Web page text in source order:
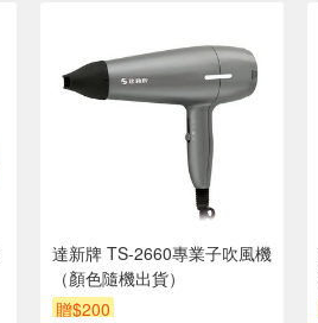
達新牌 TS-2660專業子吹風機
（顏色隨機出貨）
贈$200